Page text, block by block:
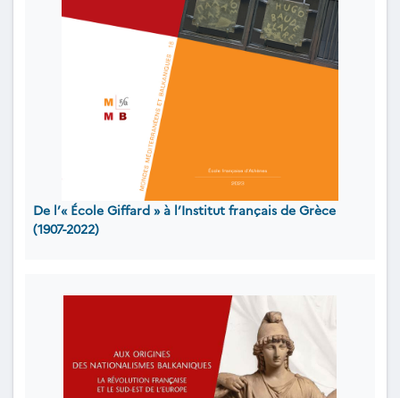
De l’« École Giffard » à l’Institut français de Grèce
(1907-2022)